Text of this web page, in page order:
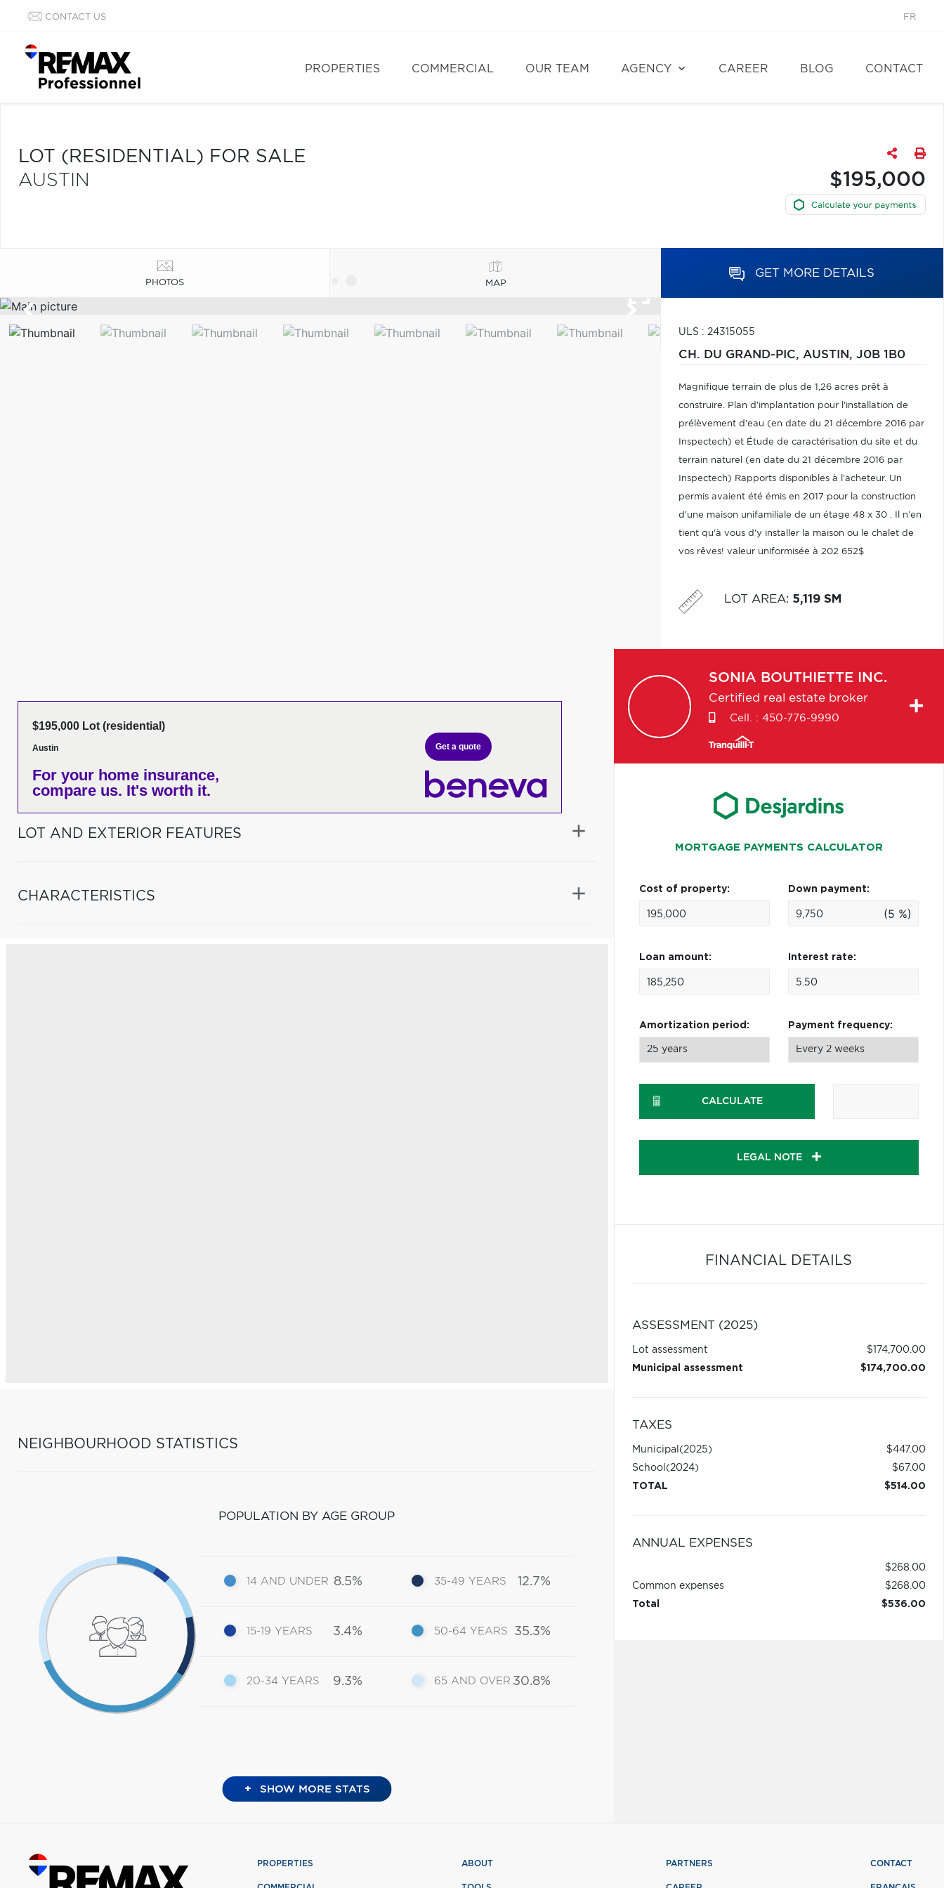
CONTACT US FR
PROPERTIES COMMERCIAL OUR TEAM AGENCY CAREER BLOG CONTACT
LOT (RESIDENTIAL) FOR SALE
AUSTIN
$195,000
PHOTOS MAP
GET MORE DETAILS
ULS : 24315055
CH. DU GRAND-PIC, AUSTIN, J0B 1B0
Magnifique terrain de plus de 1,26 acres prêt à
construire. Plan d'implantation pour l'installation de
prélèvement d'eau (en date du 21 décembre 2016 par
Inspectech) et Étude de caractérisation du site et du
terrain naturel (en date du 21 décembre 2016 par
Inspectech) Rapports disponibles à l'acheteur. Un
permis avaient été émis en 2017 pour la construction
d'une maison unifamiliale de un étage 48 x 30 . Il n'en
tient qu'à vous d'y installer la maison ou le chalet de
vos rêves! valeur uniformisée à 202 652$
LOT AREA: 5,119 SM
$195,000 Lot (residential)
Austin
For your home insurance,
compare us. It's worth it.
Get a quote
LOT AND EXTERIOR FEATURES
CHARACTERISTICS
NEIGHBOURHOOD STATISTICS
POPULATION BY AGE GROUP
14 AND UNDER 8.5%
15-19 YEARS 3.4%
20-34 YEARS 9.3%
35-49 YEARS 12.7%
50-64 YEARS 35.3%
65 AND OVER 30.8%
+ SHOW MORE STATS
SONIA BOUTHIETTE INC.
Certified real estate broker
Cell. : 450-776-9990
MORTGAGE PAYMENTS CALCULATOR
Cost of property: Down payment:
(5 %)
Loan amount: Interest rate:
Amortization period: Payment frequency:
CALCULATE
LEGAL NOTE
FINANCIAL DETAILS
ASSESSMENT (2025)
Lot assessment
$174,700.00
Municipal assessment
$174,700.00
TAXES
Municipal (2025)
$447.00
School (2024)
$67.00
TOTAL
$514.00
ANNUAL EXPENSES
$268.00
Common expenses
$268.00
Total
$536.00
PROPERTIES ABOUT PARTNERS CONTACT